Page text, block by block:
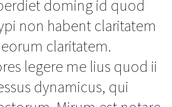
doming id quod
non habent claritatem
claritatem.
legere me lius quod ii
dynamicus, qui